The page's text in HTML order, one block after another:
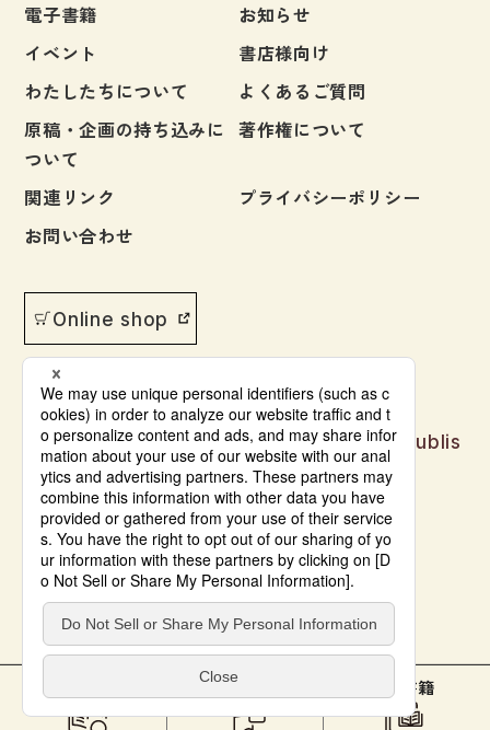
教材サポート 電子書籍
電子書籍
お知らせ
イベント
書店様向け
わたしたちについて
よくあるご質問
原稿・企画の持ち込みに
ついて
著作権について
関連リンク
プライバシーポリシー
お問い合わせ
Online shop
Japanese language learning materials publis
hed by Bonjinsha
© Bonjinsha Co., LTD. All Rights Reserved.